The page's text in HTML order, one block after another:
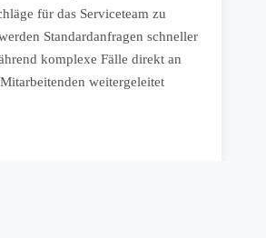
für das Serviceteam zu
Standardanfragen schneller
komplexe Fälle direkt an
weitergeleitet